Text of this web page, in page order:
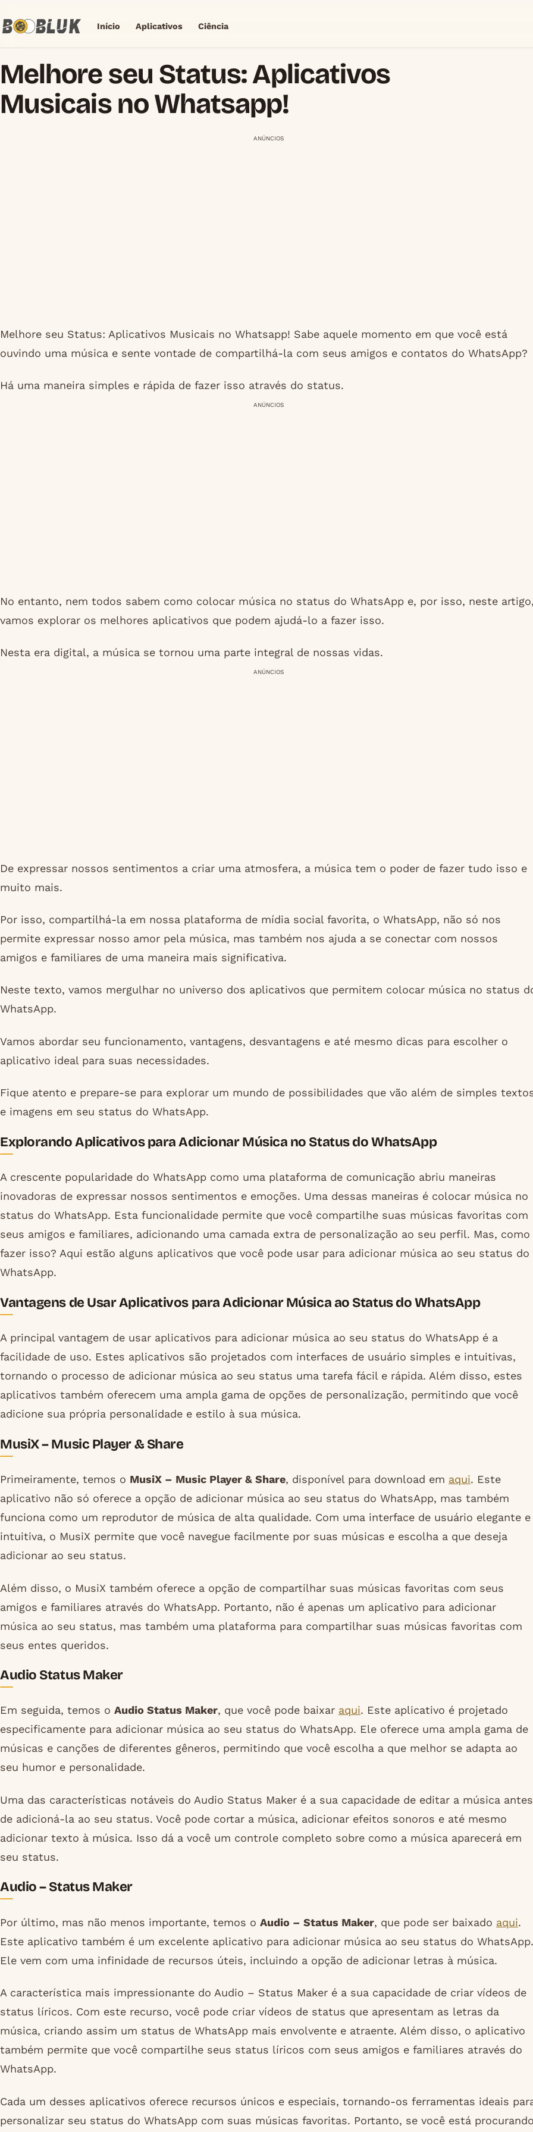
Início Aplicativos Ciência
Melhore seu Status: Aplicativos
Musicais no Whatsapp!
ANÚNCIOS
Melhore seu Status: Aplicativos Musicais no Whatsapp! Sabe aquele momento em que você está
ouvindo uma música e sente vontade de compartilhá-la com seus amigos e contatos do WhatsApp?
Há uma maneira simples e rápida de fazer isso através do status.
ANÚNCIOS
No entanto, nem todos sabem como colocar música no status do WhatsApp e, por isso, neste
vamos explorar os melhores aplicativos que podem ajudá-lo a fazer isso.
Nesta era digital, a música se tornou uma parte integral de nossas vidas.
ANÚNCIOS
De expressar nossos sentimentos a criar uma atmosfera, a música tem o poder de fazer tudo isso e
muito mais.
Por isso, compartilhá-la em nossa plataforma de mídia social favorita, o WhatsApp, não só nos
permite expressar nosso amor pela música, mas também nos ajuda a se conectar com nossos
amigos e familiares de uma maneira mais significativa.
Neste texto, vamos mergulhar no universo dos aplicativos que permitem colocar música no status
WhatsApp.
Vamos abordar seu funcionamento, vantagens, desvantagens e até mesmo dicas para escolher o
aplicativo ideal para suas necessidades.
Fique atento e prepare-se para explorar um mundo de possibilidades que vão além de simples
e imagens em seu status do WhatsApp.
Explorando Aplicativos para Adicionar Música no Status do WhatsApp
A crescente popularidade do WhatsApp como uma plataforma de comunicação abriu maneiras
inovadoras de expressar nossos sentimentos e emoções. Uma dessas maneiras é colocar música no
status do WhatsApp. Esta funcionalidade permite que você compartilhe suas músicas favoritas com
seus amigos e familiares, adicionando uma camada extra de personalização ao seu perfil. Mas, como
fazer isso? Aqui estão alguns aplicativos que você pode usar para adicionar música ao seu status do
WhatsApp.
Vantagens de Usar Aplicativos para Adicionar Música ao Status do WhatsApp
A principal vantagem de usar aplicativos para adicionar música ao seu status do WhatsApp é a
facilidade de uso. Estes aplicativos são projetados com interfaces de usuário simples e intuitivas,
tornando o processo de adicionar música ao seu status uma tarefa fácil e rápida. Além disso, estes
aplicativos também oferecem uma ampla gama de opções de personalização, permitindo que você
adicione sua própria personalidade e estilo à sua música.
MusiX – Music Player & Share
Primeiramente, temos o MusiX – Music Player & Share, disponível para download em aqui. Este
aplicativo não só oferece a opção de adicionar música ao seu status do WhatsApp, mas também
funciona como um reprodutor de música de alta qualidade. Com uma interface de usuário elegante e
intuitiva, o MusiX permite que você navegue facilmente por suas músicas e escolha a que deseja
adicionar ao seu status.
Além disso, o MusiX também oferece a opção de compartilhar suas músicas favoritas com seus
amigos e familiares através do WhatsApp. Portanto, não é apenas um aplicativo para adicionar
música ao seu status, mas também uma plataforma para compartilhar suas músicas favoritas com
seus entes queridos.
Audio Status Maker
Em seguida, temos o Audio Status Maker, que você pode baixar aqui. Este aplicativo é projetado
especificamente para adicionar música ao seu status do WhatsApp. Ele oferece uma ampla gama de
músicas e canções de diferentes gêneros, permitindo que você escolha a que melhor se adapta ao
seu humor e personalidade.
Uma das características notáveis do Audio Status Maker é a sua capacidade de editar a música antes
de adicioná-la ao seu status. Você pode cortar a música, adicionar efeitos sonoros e até mesmo
adicionar texto à música. Isso dá a você um controle completo sobre como a música aparecerá em
seu status.
Audio – Status Maker
Por último, mas não menos importante, temos o Audio – Status Maker, que pode ser baixado aqui.
Este aplicativo também é um excelente aplicativo para adicionar música ao seu status do WhatsApp.
Ele vem com uma infinidade de recursos úteis, incluindo a opção de adicionar letras à música.
A característica mais impressionante do Audio – Status Maker é a sua capacidade de criar vídeos de
status líricos. Com este recurso, você pode criar vídeos de status que apresentam as letras da
música, criando assim um status de WhatsApp mais envolvente e atraente. Além disso, o aplicativo
também permite que você compartilhe seus status líricos com seus amigos e familiares através do
WhatsApp.
Cada um desses aplicativos oferece recursos únicos e especiais, tornando-os ferramentas ideais
personalizar seu status do WhatsApp com suas músicas favoritas. Portanto, se você está